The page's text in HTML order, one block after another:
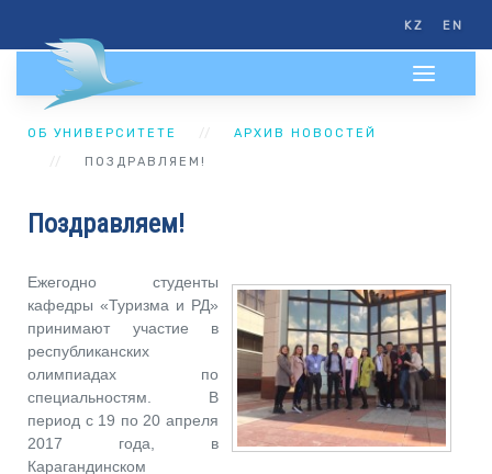
KZ EN
ОБ УНИВЕРСИТЕТЕ
АРХИВ НОВОСТЕЙ
ПОЗДРАВЛЯЕМ!
Поздравляем!
Ежегодно студенты
кафедры «Туризма и РД»
принимают участие в
республиканских
олимпиадах по
специальностям. В
период с 19 по 20 апреля
2017 года, в
Карагандинском